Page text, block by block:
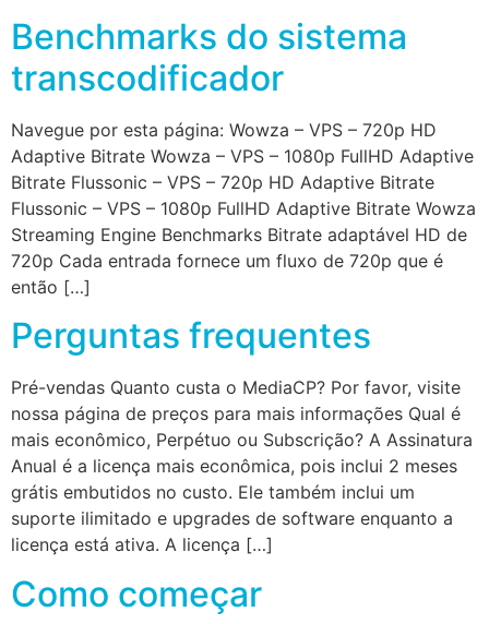
Benchmarks do sistema
transcodificador
Navegue por esta página: Wowza – VPS – 720p HD
Adaptive Bitrate Wowza – VPS – 1080p FullHD Adaptive
Bitrate Flussonic – VPS – 720p HD Adaptive Bitrate
Flussonic – VPS – 1080p FullHD Adaptive Bitrate Wowza
Streaming Engine Benchmarks Bitrate adaptável HD de
720p Cada entrada fornece um fluxo de 720p que é
então […]
Perguntas frequentes
Pré-vendas Quanto custa o MediaCP? Por favor, visite
nossa página de preços para mais informações Qual é
mais econômico, Perpétuo ou Subscrição? A Assinatura
Anual é a licença mais econômica, pois inclui 2 meses
grátis embutidos no custo. Ele também inclui um
suporte ilimitado e upgrades de software enquanto a
licença está ativa. A licença […]
Como começar